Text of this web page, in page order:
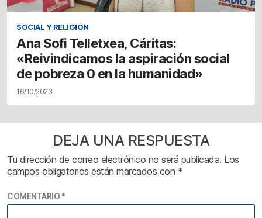
SOCIAL Y RELIGIÓN
Ana Sofi Telletxea, Cáritas:
«Reivindicamos la aspiración social
de pobreza 0 en la humanidad»
16/10/2023
DEJA UNA RESPUESTA
Tu dirección de correo electrónico no será publicada. Los
campos obligatorios están marcados con *
COMENTARIO *